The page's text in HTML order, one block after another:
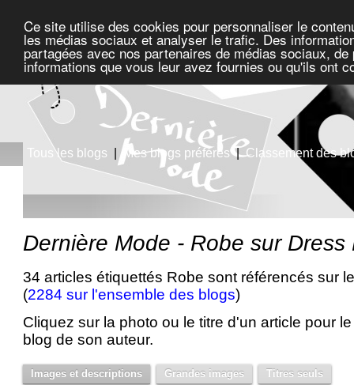
Ce site utilise des cookies pour personnaliser le
les médias sociaux et analyser le trafic. Des
partagées avec nos partenaires de médias sociaux,
informations que vous leur avez fournies ou qu'ils ont
Tous les blogs | Mes blogs préférés|Classement des
Dernière Mode - Robe sur Dress
34 articles étiquettés Robe sont référencés sur
(2284 sur l'ensemble des blogs)
Cliquez sur la photo ou le titre d'un article pour
blog de son auteur.
Images et descriptions Grandes images
Titres seuls